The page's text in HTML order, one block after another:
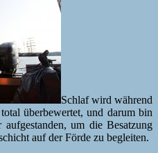
Schlaf wird während
überbewertet, und darum bin
um die Besatzung
auf der Förde zu begleiten.